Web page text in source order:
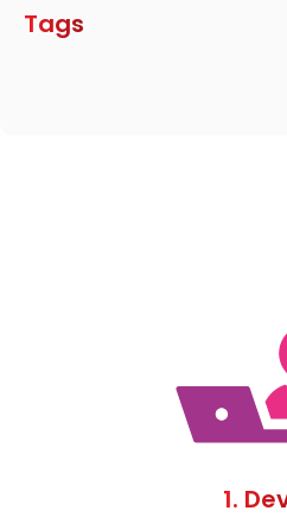
Tags
1.